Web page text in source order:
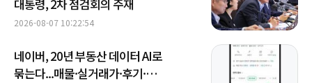
대통령, 2차 점검회의 주재
2026-08-07 10:22:54
네이버, 20년 부동산 데이터 AI로
묶는다...매물·실거래가·후기·